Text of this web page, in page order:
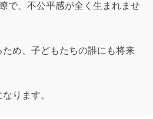
で、不公平感が全く生まれませ
め、子どもたちの誰にも将来
ります。